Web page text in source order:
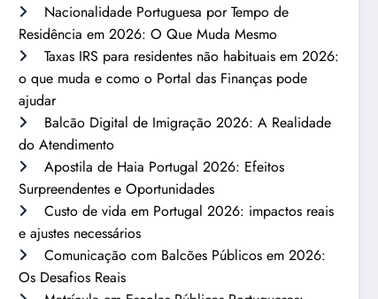
Nacionalidade Portuguesa por Tempo de
Residência em 2026: O Que Muda Mesmo
Taxas IRS para residentes não habituais em 2026:
o que muda e como o Portal das Finanças pode
ajudar
Balcão Digital de Imigração 2026: A Realidade
do Atendimento
Apostila de Haia Portugal 2026: Efeitos
Surpreendentes e Oportunidades
Custo de vida em Portugal 2026: impactos reais
e ajustes necessários
Comunicação com Balcões Públicos em 2026:
Os Desafios Reais